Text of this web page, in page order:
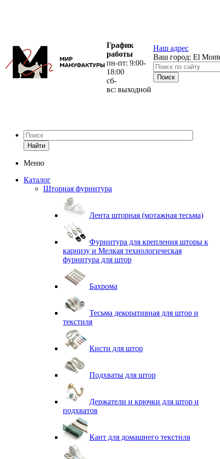
График
работы
пн-пт: 9:00-
18:00
сб-
вс: выходной
Наш адрес
Ваш город: El
Найти
Меню
Каталог
Шторная фурнитура
Лента шторная (мотажная тесьма)
Фурнитура для крепления шторы к
карнизу и Мелкая технологическая
фурнитура для штор
Бахрома
Тесьма декоративная для штор и
текстиля
Кисти для штор
Подхваты для штор
Держатели и крючки для штор и
подхватов
Кант для домашнего текстиля